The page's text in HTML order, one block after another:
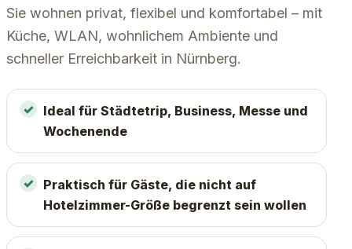
Sie wohnen privat, flexibel und komfortabel – mit
Küche, WLAN, wohnlichem Ambiente und
schneller Erreichbarkeit in Nürnberg.
Ideal für Städtetrip, Business, Messe und
Wochenende
Praktisch für Gäste, die nicht auf
Hotelzimmer-Größe begrenzt sein wollen